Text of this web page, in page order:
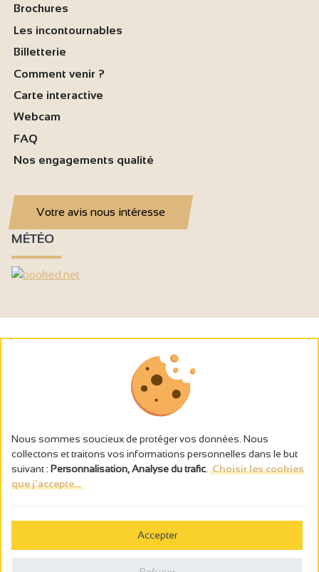
Brochures
Les incontournables
Billetterie
Comment venir ?
Carte interactive
Webcam
FAQ
Nos engagements qualité
Votre avis nous intéresse
MÉTÉO
L’abus d’alcool est dangereux pour la santé, à consommer avec
Nous sommes soucieux de protéger vos données. Nous
collectons et traitons vos informations personnelles dans le but
suivant : Personnalisation, Analyse du trafic Choisir les cookies
que j'accepte...
Accepter